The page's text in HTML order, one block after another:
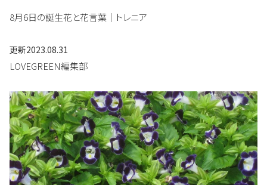
8月6日の誕生花と花言葉｜トレニア
更新2023.08.31
LOVEGREEN編集部